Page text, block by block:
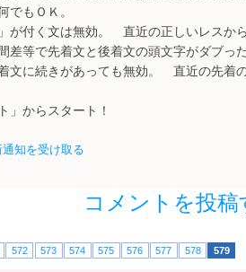
でもＯＫ。
が付く文は無効。 直近の正しいレスから
差等で先着文と後着文の頭文字がダブっ
文に続きがあっても無効。 直近の先着
」からスタート！
知を受け取る
コメントを投稿
572 573 574 575 576 577 578 579